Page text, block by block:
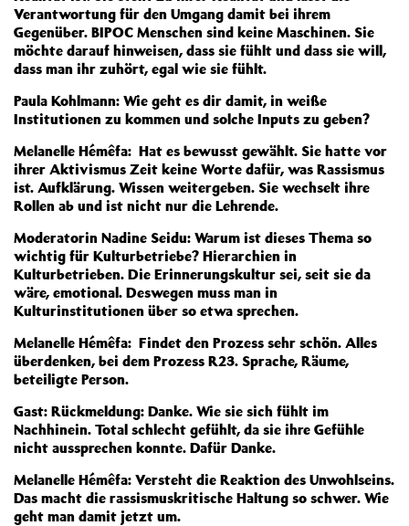
Verantwortung für den Umgang damit bei ihrem
Gegenüber. BIPOC Menschen sind keine Maschinen. Sie
möchte darauf hinweisen, dass sie fühlt und dass sie will,
dass man ihr zuhört, egal wie sie fühlt.
Paula Kohlmann: Wie geht es dir damit, in weiße
Institutionen zu kommen und solche Inputs zu geben?
Melanelle Hémêfa: Hat es bewusst gewählt. Sie hatte vor
ihrer Aktivismus Zeit keine Worte dafür, was Rassismus
ist. Aufklärung. Wissen weitergeben. Sie wechselt ihre
Rollen ab und ist nicht nur die Lehrende.
Moderatorin Nadine Seidu: Warum ist dieses Thema so
wichtig für Kulturbetriebe? Hierarchien in
Kulturbetrieben. Die Erinnerungskultur sei, seit sie da
wäre, emotional. Deswegen muss man in
Kulturinstitutionen über so etwa sprechen.
Melanelle Hémêfa: Findet den Prozess sehr schön. Alles
überdenken, bei dem Prozess R23. Sprache, Räume,
beteiligte Person.
Gast: Rückmeldung: Danke. Wie sie sich fühlt im
Nachhinein. Total schlecht gefühlt, da sie ihre Gefühle
nicht aussprechen konnte. Dafür Danke.
Melanelle Hémêfa: Versteht die Reaktion des Unwohlseins.
Das macht die rassismuskritische Haltung so schwer. Wie
geht man damit jetzt um.